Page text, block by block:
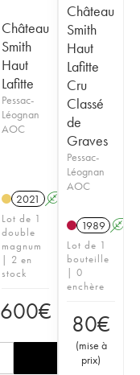
T
Château
Smith
Haut
Lafitte
Pessac-
Léognan
AOC
2021 A
Lot de 1
double
magnum
| 2 en
stock
600€
Château
Smith
Haut
Lafitte
Cru
Classé
de
Graves
Pessac-
Léognan
AOC
1989 A
Lot de 1
bouteille
| 0
enchère
80€
(mise à
prix)